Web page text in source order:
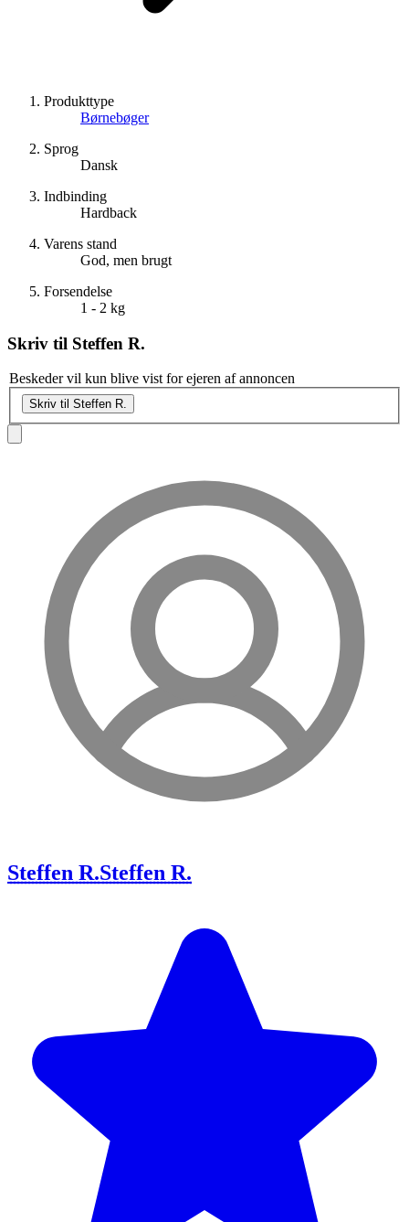
Produkttype
Børnebøger
Sprog
Dansk
Indbinding
Hardback
Varens stand
God, men brugt
Forsendelse
1 - 2 kg
Skriv til Steffen R.
Beskeder vil kun blive vist for ejeren af annoncen
Skriv til Steffen R.
Steffen R.Steffen R.